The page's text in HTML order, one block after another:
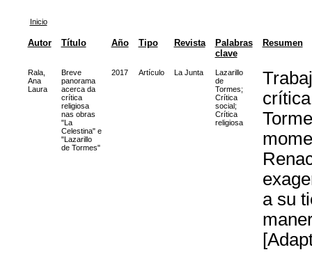
Inicio
Autor Título Año Tipo Revista
Palabras
clave
Resumen
Rala,
Ana
Laura
Breve
panorama
acerca da
crítica
religiosa
nas obras
"La
Celestina" e
"Lazarillo
de Tormes"
2017 Artículo La Junta
Lazarillo
de
Tormes;
Crítica
social;
Crítica
religiosa
a su